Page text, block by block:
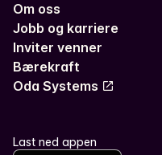
Om oss
Jobb og karriere
Inviter venner
Bærekraft
Oda Systems
Last ned appen